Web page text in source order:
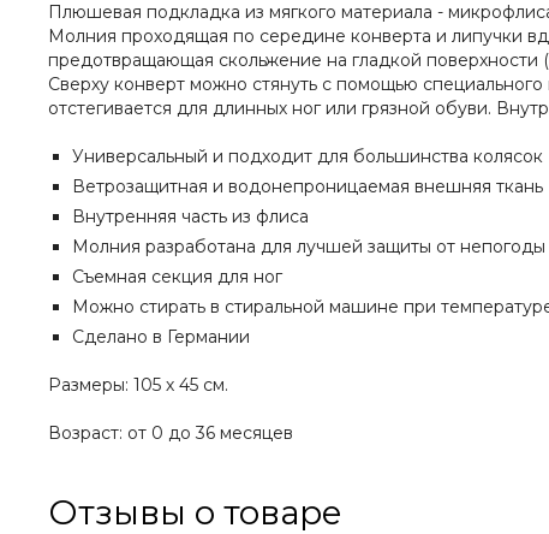
Плюшевая подкладка из мягкого материала -
Молния проходящая по середине конверта и липучки
предотвращающая скольжение на гладкой поверхности
Сверху конверт можно стянуть с помощью
отстегивается для длинных ног или грязной обуви.
Универсальный и подходит для большинства колясок
Ветрозащитная и водонепроницаемая внешняя ткань
Внутренняя часть из флиса
Молния разработана для лучшей защиты от непогоды
Съемная секция для ног
Можно стирать в стиральной машине при
Сделано в Германии
Размеры: 105 х 45 см.
Возраст: от 0 до 36 месяцев
Отзывы о товаре